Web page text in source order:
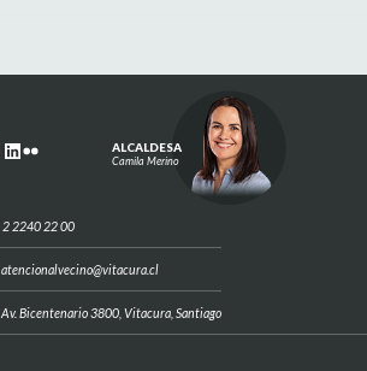
2 2240 22 00
atencionalvecino@vitacura.cl
Av. Bicentenario 3800, Vitacura, Santiago
ALCALDESA
Camila Merino